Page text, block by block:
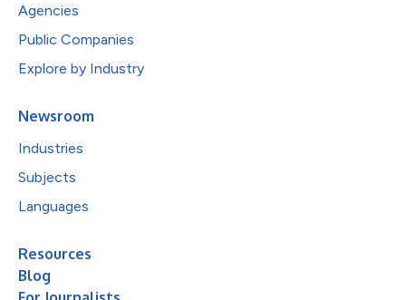
Agencies
Public Companies
Explore by Industry
Newsroom
Industries
Subjects
Languages
Resources
Blog